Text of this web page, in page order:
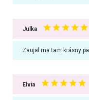
Julka
Zaujal ma tam krásny
Elvia